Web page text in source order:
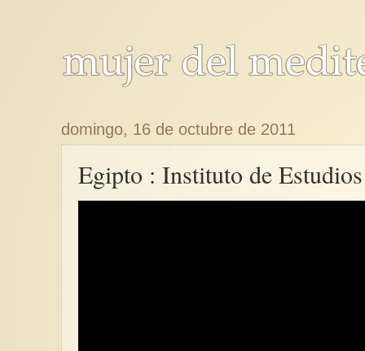
domingo, 16 de octubre de 2011
Egipto : Instituto de